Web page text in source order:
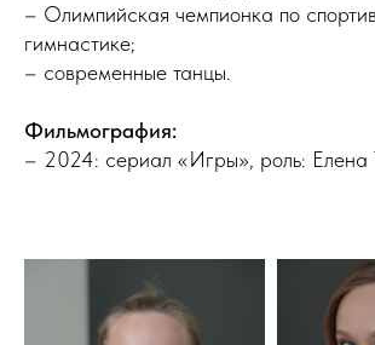
– Олимпийская чемпионка по
гимнастике;
– современные танцы.
Фильмография:
– 2024: сериал «Игры», роль: Елена